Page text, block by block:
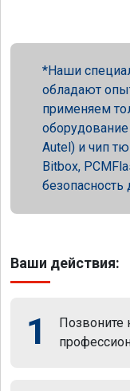
Наши
обладают
применяем
оборудование
Autel) и чип
Bitbox,
безопасность
Ваши действия:
1 Позвоните